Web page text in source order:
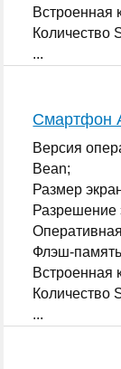
Встроенная
Количество
...
Смартфон
Версия
Bean;
Размер
Разрешение
Флэш-
Встроенная
Количество
...